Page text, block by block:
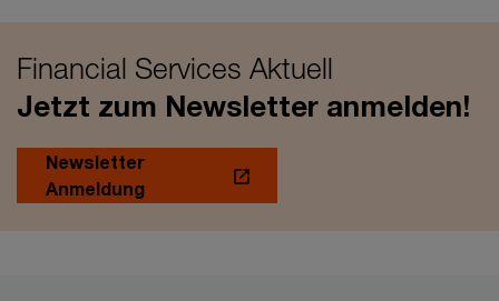
Financial Services Aktuell
Jetzt zum Newsletter anmelden!
Newsletter
Anmeldung